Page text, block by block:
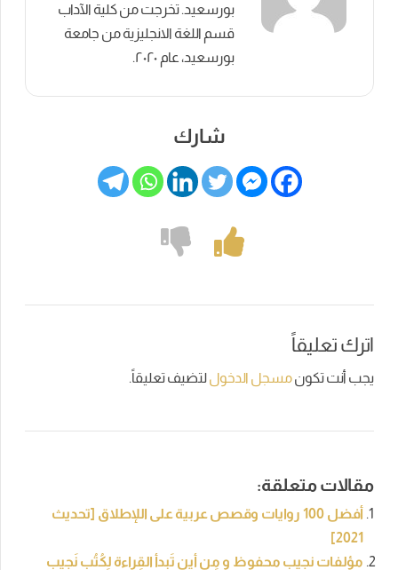
بورسعيد. تخرجت من كلية الآداب
قسم اللغة الانجليزية من جامعة
بورسعيد، عام ٢٠٢٠.
شارك
اترك تعليقاً
يجب أنت تكونمسجل الدخوللتضيف تعليقاً.
مقالات متعلقة:
أفضل 100 روايات وقصص عربية على اللإطلاق [تحديث
2021]
مؤلفات نجيب محفوظ و مِن أين تَبدأ القِراءة لِكُتُب نَجِيب